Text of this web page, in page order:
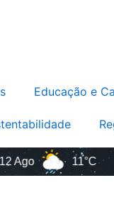
Educação e
11°C